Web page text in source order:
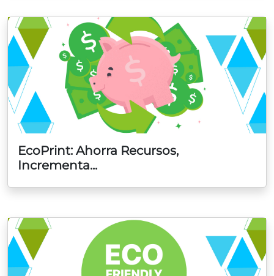
EcoPrint: Ahorra Recursos,
Incrementa...